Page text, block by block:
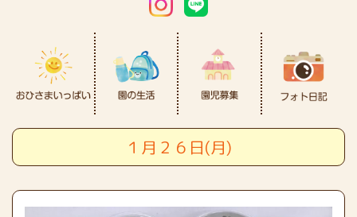
１月２６日(月)